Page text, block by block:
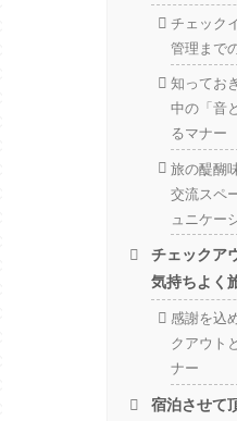
チェック
管理まで
知ってお
中の「音
るマナー
旅の醍醐
交流スペ
ュニケー
チェックア
気持ちよく
感謝を込
クアウト
ナー
宿泊させて